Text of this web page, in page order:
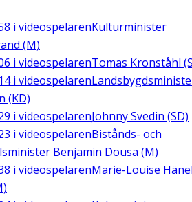
i videospelarenKulturminister
(M)
i videospelarenTomas Kronståhl
i videospelaren
(KD)
i videospelarenJohnny Svedin (SD)
i videospelarenBistånds- och
Benjamin Dousa (M)
i videospelarenMarie-Louise